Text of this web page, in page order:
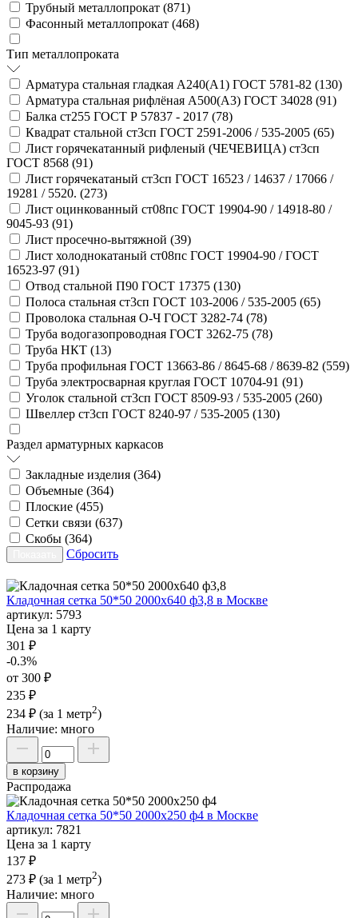
Трубный металлопрокат (871)
Фасонный металлопрокат (468)
Тип металлопроката
Арматура стальная гладкая А240(А1) ГОСТ 5781-82 (130)
Арматура стальная рифлёная А500(А3) ГОСТ 34028 (91)
Балка ст255 ГОСТ Р 57837 - 2017 (78)
Квадрат стальной ст3сп ГОСТ 2591-2006 / 535-2005 (65)
Лист горячекатанный рифленый (ЧЕЧЕВИЦА) ст3сп
ГОСТ 8568 (91)
Лист горячекатаный ст3сп ГОСТ 16523 / 14637 / 17066 /
19281 / 5520. (273)
Лист оцинкованный ст08пс ГОСТ 19904-90 / 14918-80 /
9045-93 (91)
Лист просечно-вытяжной (39)
Лист холоднокатаный ст08пс ГОСТ 19904-90 / ГОСТ
16523-97 (91)
Отвод стальной П90 ГОСТ 17375 (130)
Полоса стальная ст3сп ГОСТ 103-2006 / 535-2005 (65)
Проволока стальная О-Ч ГОСТ 3282-74 (78)
Труба водогазопроводная ГОСТ 3262-75 (78)
Труба НКТ (13)
Труба профильная ГОСТ 13663-86 / 8645-68 / 8639-82 (559)
Труба электросварная круглая ГОСТ 10704-91 (91)
Уголок стальной ст3сп ГОСТ 8509-93 / 535-2005 (260)
Швеллер ст3сп ГОСТ 8240-97 / 535-2005 (130)
Раздел арматурных каркасов
Закладные изделия (364)
Объемные (364)
Плоские (455)
Сетки связи (637)
Скобы (364)
Сбросить
Кладочная сетка 50*50 2000х640 ф3,8 в Москве
артикул: 5793
Цена за 1 карту
301 ₽
-0.3%
от 300 ₽
235 ₽
234 ₽ (за 1 метр2)
Наличие: много
в корзину
Распродажа
Кладочная сетка 50*50 2000х250 ф4 в Москве
артикул: 7821
Цена за 1 карту
137 ₽
273 ₽ (за 1 метр2)
Наличие: много